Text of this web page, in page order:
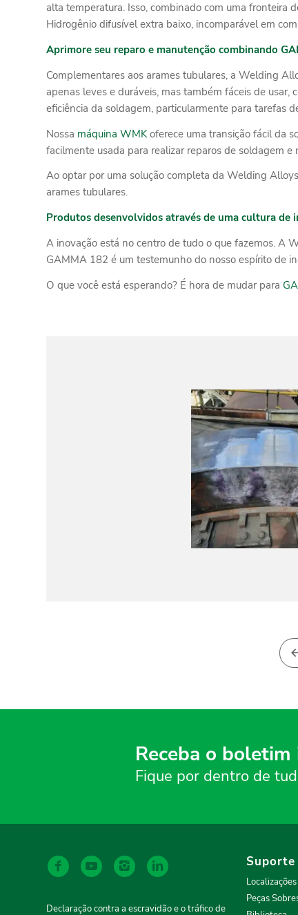
alta temperatura. Isso, combinado com uma fronteira
Hidrogênio difusível extra baixo, incomparável em
Aprimore seu reparo e manutenção combinando
Complementares aos arames tubulares, a Welding
apenas leves e duráveis, mas também fáceis de
eficiência da soldagem, particularmente para tarefas
Nossa máquina WMKoferece uma transição fácil da
facilmente usada para realizar reparos de soldagem e
Ao optar por uma solução completa da Welding
arames tubulares.
Produtos desenvolvidos através de uma cultura de
A inovação está no centro de tudo o que fazemos. A
GAMMA 182 é um testemunho do nosso espírito de
O que você está esperando? É hora de mudar para
Receba o
Fique por dentro de
Declaração contra a escravidão e o tráfico de
Localizações
Peças